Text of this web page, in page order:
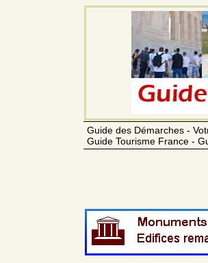
Guide des Démarches -
Guide Tourisme France -